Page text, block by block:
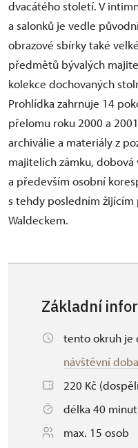
dvacátého století. V
a salonků je vedle
obrazové sbírky také
předmětů bývalých
kolekce dochovaných
Prohlídka zahrnuje 14
přelomu roku 2000 a
archiválie a materiály z
majitelích zámku,
a především osobní
s tehdy posledním žijícím
Waldeckem.
Základní
tento okruh je
návštěvní doba
220 Kč
délka 40 minut
max. 15 osob